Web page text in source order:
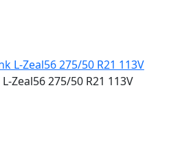
Zeal56 275/50 R21 113V